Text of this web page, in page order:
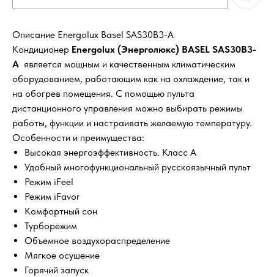
Описание Energolux Basel SAS30B3-A
Кондиционер Energolux (Энерголюкс) BASEL SAS30B3-
A является мощным и качественным климатическим
оборудованием, работающим как на охлаждение, так и
на обогрев помещения. С помощью пульта
дистанционного управления можно выбирать режимы
работы, функции и настраивать желаемую температуру.
Особенности и преимущества:
Высокая энергоэффективность. Класс А
Удобный многофункциональный русскоязычный пульт
Режим iFeel
Режим iFavor
Комфортный сон
Турборежим
Объемное воздухораспределение
Мягкое осушение
Горячий запуск